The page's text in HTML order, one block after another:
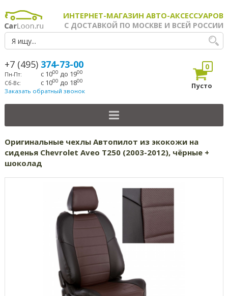
ИНТЕРНЕТ-МАГАЗИН АВТО-АКСЕССУАРОВ
С ДОСТАВКОЙ ПО МОСКВЕ И ВСЕЙ РОССИИ
+7 (495) 374-73-00
Пн-Пт: с 1000 до 1900
Сб-Вс: с 1000 до 1800
Заказать обратный звонок
0
Пусто
Оригинальные чехлы Автопилот из экокожи на
сиденья Chevrolet Aveo T250 (2003-2012), чёрные +
шоколад